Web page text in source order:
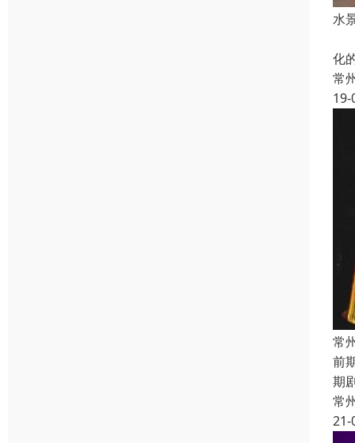
水
化
常
19-
常
前
期
常
21-